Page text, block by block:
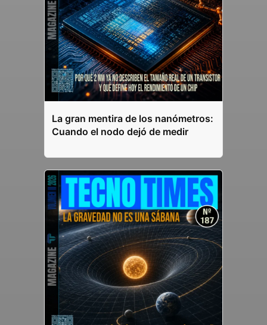
La gran mentira de los nanómetros:
Cuando el nodo dejó de medir